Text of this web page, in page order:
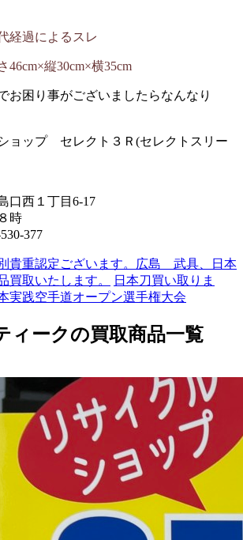
経過によるスレ
縦30cm×横35cm
お困り事がございましたらなんなり
ョップ セレクト３Ｒ(セレクトスリー
口西１丁目6-17
時
377
貴重認定ございます。広島 武具、日本
買取いたします。
日本刀買い取りま
実践空手道オープン選手権大会
ィークの買取商品一覧